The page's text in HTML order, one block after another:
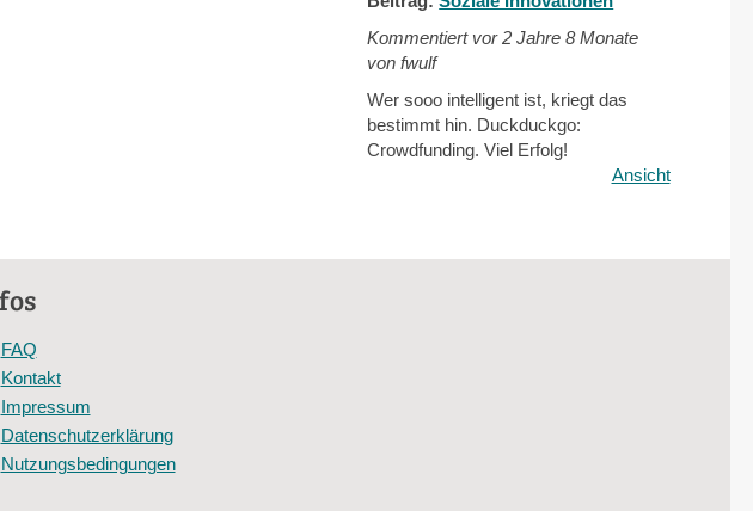
Kommentiert vor2 Jahre 8 Monate
von fwulf
Wer sooo intelligent ist, kriegt das
bestimmt hin. Duckduckgo:
Crowdfunding. Viel Erfolg!
Ansicht
FAQ
Kontakt
Impressum
Datenschutzerklärung
Nutzungsbedingungen